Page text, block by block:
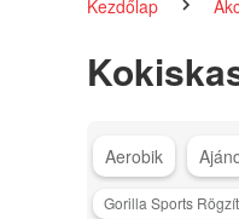
Kezdőlap
Aerobik
Gorilla Sports